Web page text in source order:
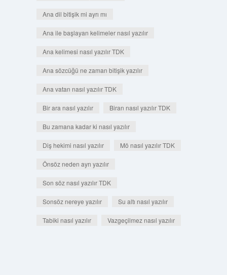
Ana dil bitişik mi ayrı mı
Ana ile başlayan kelimeler nasıl yazılır
Ana kelimesi nasıl yazılır TDK
Ana sözcüğü ne zaman bitişik yazılır
Ana vatan nasıl yazılır TDK
Bir ara nasıl yazılır Biran nasıl yazılır TDK
Bu zamana kadar ki nasıl yazılır
Diş hekimi nasıl yazılır Mö nasıl yazılır TDK
Önsöz neden ayrı yazılır
Son söz nasıl yazılır TDK
Sonsöz nereye yazılır Su altı nasıl yazılır
Tabiki nasıl yazılır Vazgeçilmez nasıl yazılır